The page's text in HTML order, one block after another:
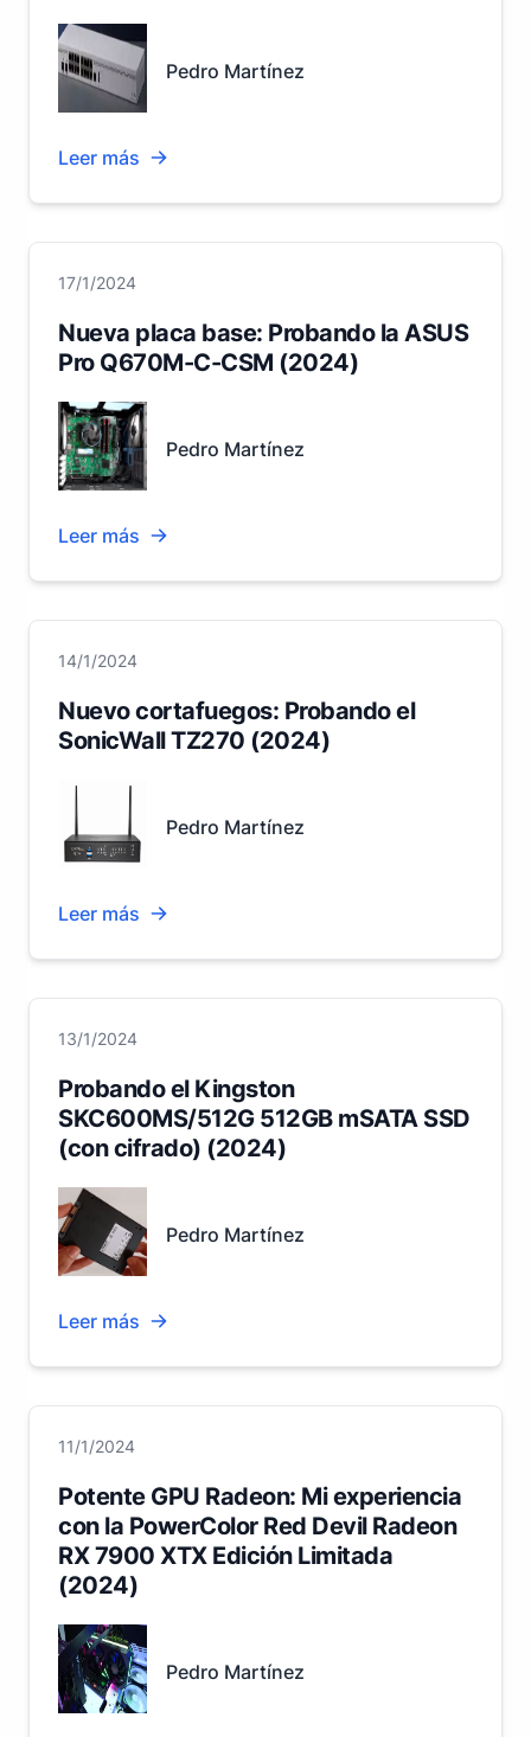
Pedro Martínez
Leer más
17/1/2024
Nueva placa base: Probando la ASUS
Pro Q670M-C-CSM (2024)
Pedro Martínez
Leer más
14/1/2024
Nuevo cortafuegos: Probando el
SonicWall TZ270 (2024)
Pedro Martínez
Leer más
13/1/2024
Probando el Kingston
SKC600MS/512G 512GB mSATA SSD
(con cifrado) (2024)
Pedro Martínez
Leer más
11/1/2024
Potente GPU Radeon: Mi experiencia
con la PowerColor Red Devil Radeon
RX 7900 XTX Edición Limitada
(2024)
Pedro Martínez